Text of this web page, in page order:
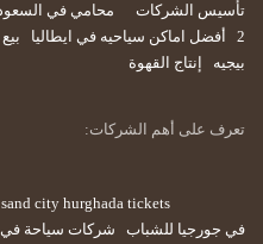
تأسيس الشركات
محامي في
2
أفضل اماكن سياحيه في ايطاليا
بيجيه
إنتاج القهوة
تعرف على أهم الشركات:
sand city hurghada tickets
في جورجيا للشباب
شركات سياحة في